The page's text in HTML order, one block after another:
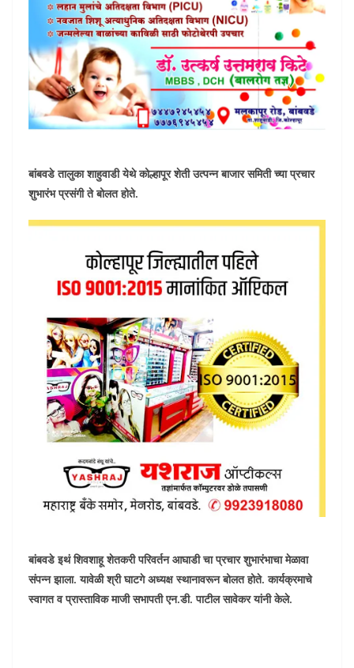
बांबवडे तालुका शाहुवाडी येथे कोल्हापूर शेती उत्पन्न बाजार समिती च्या प्रचार
शुभारंभ प्रसंगी ते बोलत होते.
बांबवडे इथं शिवशाहू शेतकरी परिवर्तन आघाडी चा प्रचार शुभारंभाचा मेळावा
संपन्न झाला. यावेळी श्री घाटगे अध्यक्ष स्थानावरून बोलत होते. कार्यक्रमाचे
स्वागत व प्रास्ताविक माजी सभापती एन.डी. पाटील सावेकर यांनी केले.